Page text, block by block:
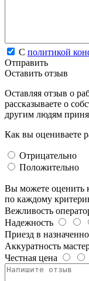
С политикой
Отправить
Оставить отзыв
Оставляя отзыв о
рассказываете о
другим людям
Как вы оцениваете
Отрицательно
Положительно
Вы можете оценить
по каждому
Вежливость
Надежность
Приезд в
Аккуратность
Честная цена